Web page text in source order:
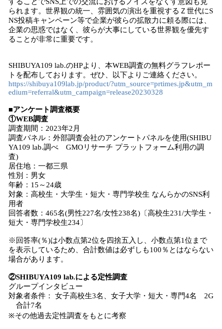
られます。世界観の統一、雰囲気の演出を重視するＺ世代にS
NS投稿キャンペーン等で企業が彼らの拡散力に頼る際には、
企業の思惑ではなく、彼らが大事にしている世界観を優先す
ることが非常に重要です。
SHIBUYA109 lab.のHPより、本WEB調査の無料グラフレポー
トを配布しております。ぜひ、以下よりご連絡ください。
https://shibuya109lab.jp/product/?utm_source=prtimes.jp&utm_m
edium=referral&utm_campaign=release20230328
■アンケート調査概要
①WEB調査
調査期間：2023年2月
調査パネル：外部調査会社のアンケートパネルを使用(SHIBU
YA109 lab.調べ GMOリサーチ プラットフォーム利用の調
査)
居住地：一都三県
性別：男女
年齢：15～24歳
対象：高校生・大学生・短大・専門学校生 なんらかのSNS利
用者
回答者数：465名(男性227名/女性238名)〔高校生231/大学生・
短大・専門学校生234〕
※回答率(％)は小数点第2位を四捨五入し、小数点第1位まで
を表示しているため、合計数値は必ずしも100％とはならない
場合があります。
②SHIBUYA109 lab.による定性調査
グループインタビュー
対象者条件： 女子高校生3名、女子大学・短大・専門4名 2G
合計7名
※その他過去定性調査をもとに考察